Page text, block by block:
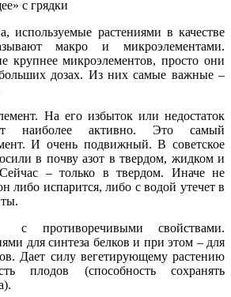
с грядки
используемые растениями в качестве
макро­ и микроэлементами.
крупнее микроэлементов, просто они
дозах. Из них самые важные –
На его избыток или недостаток
наиболее активно. Это самый
И очень подвижный. В советское
в почву азот в твердом, жидком и
Сейчас – только в твердом. Иначе не
либо испарится, либо с водой утечет в
противоречивыми свойствами.
для синтеза белков и при этом – для
Дает силу вегетирующему растению
плодов (способность сохранять